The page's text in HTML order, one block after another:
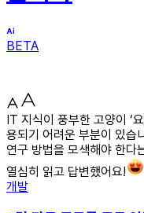
BETA
IT 지식이 풍부한 고양이 ‘
용되기 어려운 부분이 있습
연구 방법을 모색해야 한다
열심히 읽고 답변했어요!
개발